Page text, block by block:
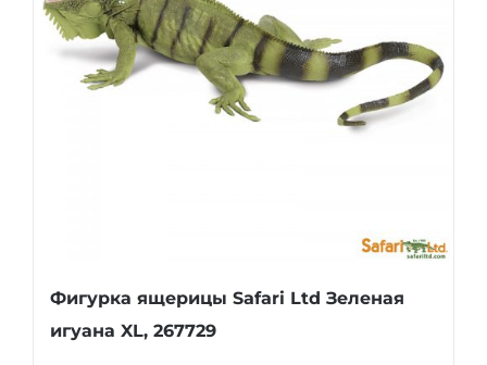
Фигурка ящерицы Safari Ltd Зеленая
игуана XL, 267729